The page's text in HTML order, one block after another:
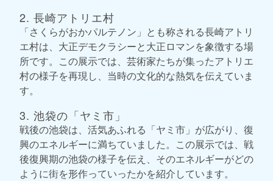
2. 長崎アトリエ村
「さくらがおかパルテノン」とも称される長崎アトリ
エ村は、大正デモクラシーと大正ロマンを象徴する場
所です。この展示では、芸術家たちが集ったアトリエ
村の様子を再現し、当時の文化的な熱気を伝えていま
す。
3. 池袋の「ヤミ市」
戦後の池袋は、活気あふれる「ヤミ市」が広がり、復
興のエネルギーに満ちていました。この展示では、戦
後復興期の池袋の様子を伝え、そのエネルギーがどの
ように街を形作っていったかを紹介しています。